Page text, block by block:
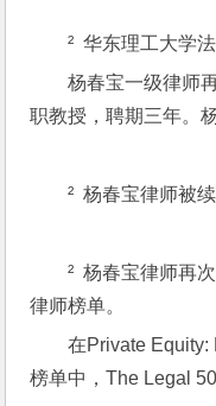
²  华东理工大学
杨春宝一级律师
职教授，聘期三年。
²  杨春宝律师被
²  杨春宝律师再
律师榜单。
在Private Equity:
榜单中，The Legal